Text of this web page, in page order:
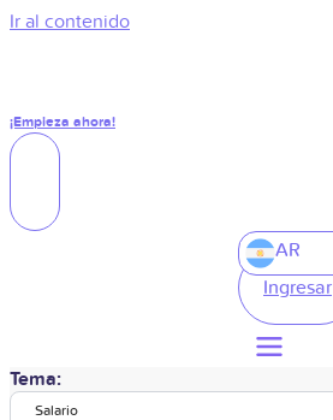
Ir al contenido
¡Empieza ahora!
AR
Ingresar
Tema:
Salario